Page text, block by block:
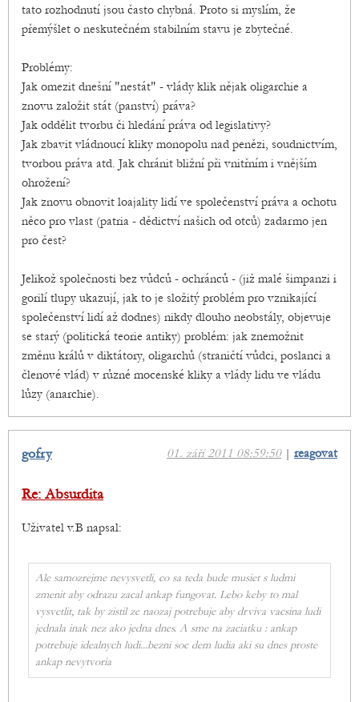
tato rozhodnutí jsou často chybná. Proto si myslím, že
přemýšlet o neskutečném stabilním stavu je zbytečné.
Problémy:
Jak omezit dnešní "nestát" - vlády klik nějak oligarchie a
znovu založit stát (panství) práva?
Jak oddělit tvorbu či hledání práva od legislativy?
Jak zbavit vládnoucí kliky monopolu nad penězi, soudnictvím,
tvorbou práva atd. Jak chránit bližní při vnitřním i vnějším
ohrožení?
Jak znovu obnovit loajality lidí ve společenství práva a ochotu
něco pro vlast (patria - dědictví našich od otců) zadarmo jen
pro čest?
Jelikož společnosti bez vůdců - ochránců - (již malé šimpanzi i
gorilí tlupy ukazují, jak to je složitý problém pro vznikající
společenství lidí až dodnes) nikdy dlouho neobstály, objevuje
se starý (politická teorie antiky) problém: jak znemožnit
změnu králů v diktátory, oligarchů (straničtí vůdci, poslanci a
členové vlád) v různé mocenské kliky a vlády lidu ve vládu
lůzy (anarchie).
01. září 2011 08:59:50| reagovat
gofry
Re: Absurdita
Uživatel v.B napsal:
Ale samozrejme nevysvetli, co sa teda bude musiet s ludmi
zmenit aby odrazu zacal ankap fungovat. Lebo keby to mal
vysvetlit, tak by zistil ze naozaj potrebuje aby drviva vacsina ludi
jednala inak nez ako jedna dnes. A sme na zaciatku : ankap
potrebuje idealnych ludi...bezni soc dem ludia aki su dnes proste
ankap nevytvoria